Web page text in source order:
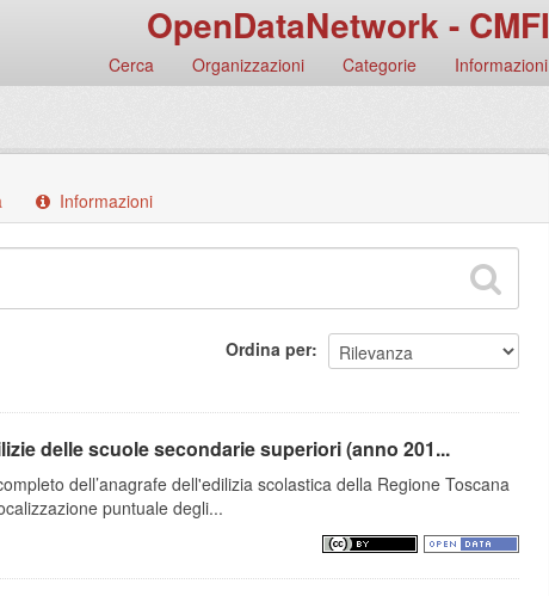
OpenDataNetwork - CMFI
Cerca Organizzazioni Categorie Informazioni
Informazioni
Ordina per
delle scuole secondarie superiori (anno 201...
dell’anagrafe dell'edilizia scolastica della Regione Toscana
puntuale degli...